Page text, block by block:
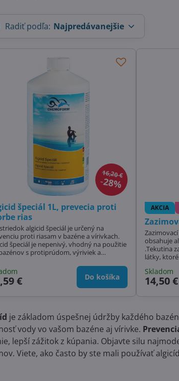
Radiť podľa: Najpredávanejšie
16,20 €
28%
špeciál 1L, prevecia proti
rias
algicid špeciál je určený na
proti riasam v bazéne a vírivkach.
špeciál je nepenivý, vhodný na použitie
s protiprúdom, výriviek a
s multifunkčnými chlórovými
alebo bezchlórovou dezinfekciou.
kvartérny chlorid€ Do košíka
AKCIA
obsahuje algicid
.Tekutina
látky, ktoré spôsobujú vyzrážanie vápnika a
vode.
Skladom
14,50 €
je základom úspešnej údržby každého
vody vo vašom bazéne aj vírivke.
lepší zážitok z kúpania. Objavte silu
Viete, ako často by ste mali používať